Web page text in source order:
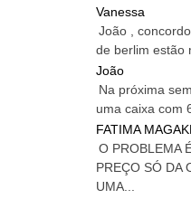
Vanessa
João ,
de berlim estão
João
Na próxima
uma caixa com
FATIMA
O PROBLEMA
PREÇO SÓ DA
UMA...